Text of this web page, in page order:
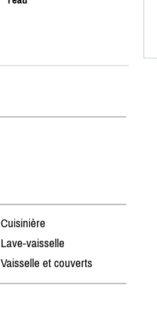
Cuisinière
Lave-vaisselle
Vaisselle et couverts